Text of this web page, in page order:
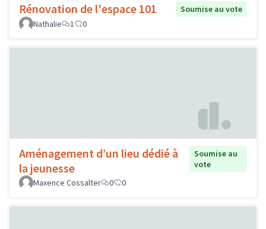
Rénovation de l'espace 101
Soumise au vote
Nathalie
1 0
Aménagement d’un lieu dédié à
la jeunesse
Soumise au
vote
Maxence Cossalter
0 0